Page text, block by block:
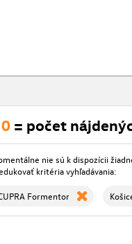
0 = počet
nie sú k dispozícii
kritéria vyhľadávania:
Formentor